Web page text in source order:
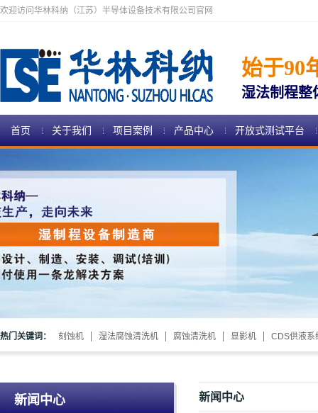
欢迎访问华林科纳（江苏）半导体设备技术有限公司官网
始于90
湿法制程整
首页 关于我们 项目案例 产品中心 开放式测试平台
热门关键词： 刻蚀机 湿法腐蚀清洗机 腐蚀清洗机 显影机 CDS供液系
新闻中心 新闻中心